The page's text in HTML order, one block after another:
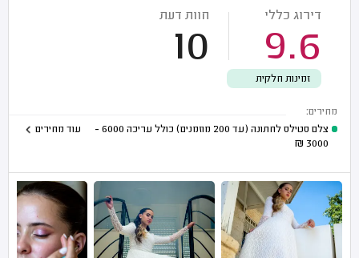
דירוג כללי
9.6
חוות דעת
10
זמינות חלקית
מחירים:
צלם סטילס לחתונה (עד 200 מוזמנים) כולל עריכה
6000 -
3000
₪
עוד מחירים